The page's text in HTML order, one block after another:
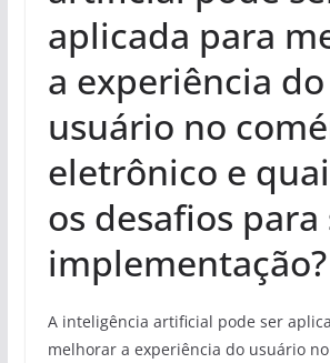
aplicada para
a experiência do
usuário no
eletrônico e
os desafios para
implementação?
A inteligência artificial pode ser
melhorar a experiência do usuário